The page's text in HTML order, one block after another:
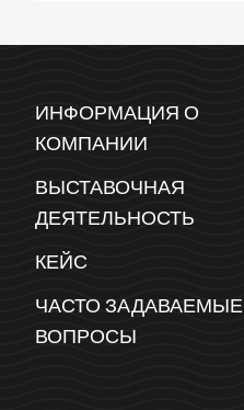
ИНФОРМАЦИЯ О
КОМПАНИИ
ВЫСТАВОЧНАЯ
ДЕЯТЕЛЬНОСТЬ
КЕЙС
ЧАСТО ЗАДАВАЕМЫЕ
ВОПРОСЫ